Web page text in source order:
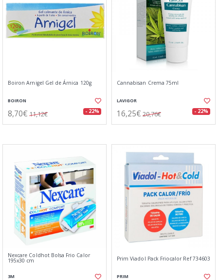
Boiron Arnigel Gel de Árnica 120g
BOIRON
8,70€ 11,12€ - 22%
Cannabisan Crema 75ml
LAVIGOR
16,25€ 20,76€ - 22%
Nexcare Coldhot Bolsa Frio Calor
195x30 cm
3M
Prim Viadol Pack Friocalor Ref 734603
PRIM